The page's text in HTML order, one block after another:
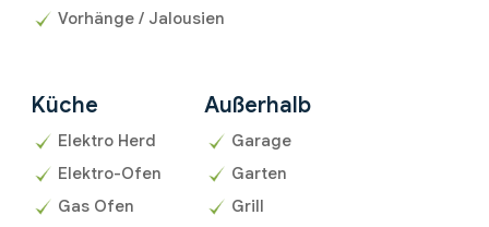
Vorhänge / Jalousien
Küche
Elektro Herd
Elektro-Ofen
Gas Ofen
Außerhalb
Garage
Garten
Grill